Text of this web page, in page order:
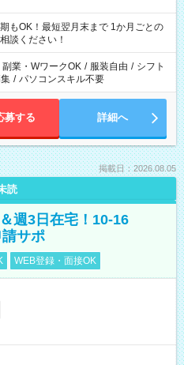
もOK！最短翌月末まで 1か月ごとの
談ください！
副業・WワークOK / 服装自由 / シフト
/ パソコンスキル不要
募する 詳細へ
掲載日：2026.08.05
読
週3日在宅！10-16
サポ
WEB登録・面接OK